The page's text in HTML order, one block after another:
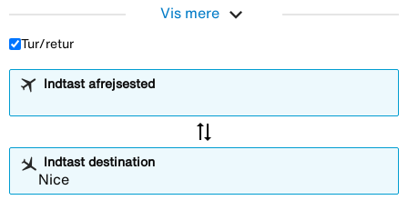
Vis mere expand_more
Tur/retur
Indtast afrejsested
sync_alt
Indtast destination